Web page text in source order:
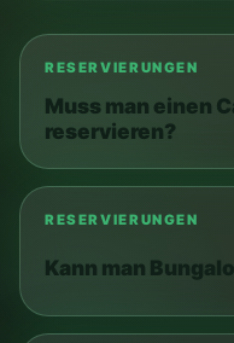
RESERVIERUNGEN
Muss man einen
reservieren?
RESERVIERUNGEN
Kann man